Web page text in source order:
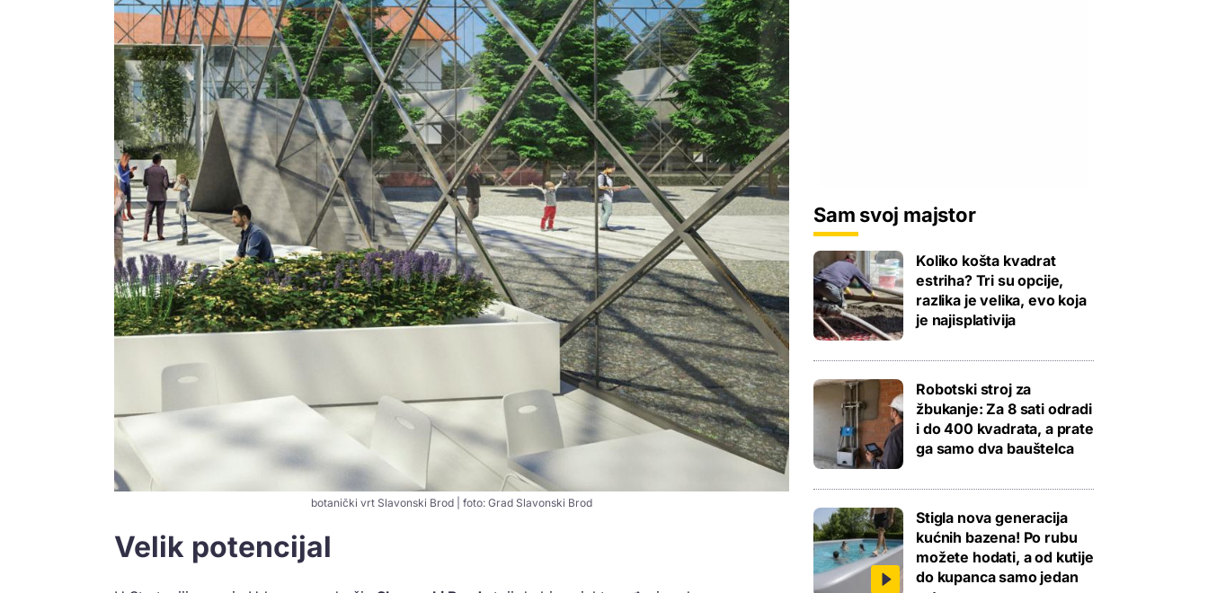
botanički vrt Slavonski Brod | foto: Grad Slavonski Brod
Velik potencijal
Sam svoj majstor
Koliko košta kvadrat
estriha? Tri su opcije,
razlika je velika, evo koja
je najisplativija
Robotski stroj za
žbukanje: Za 8 sati odradi
i do 400 kvadrata, a prate
ga samo dva bauštelca
Stigla nova generacija
kućnih bazena! Po rubu
možete hodati, a od kutije
do kupanca samo jedan